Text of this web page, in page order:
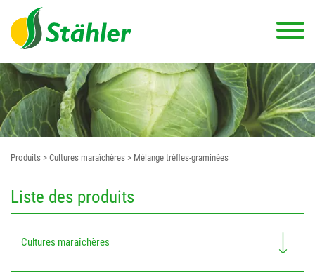
Produits > Cultures maraîchères > Mélange trèfles-graminées
Liste des produits
Cultures maraîchères